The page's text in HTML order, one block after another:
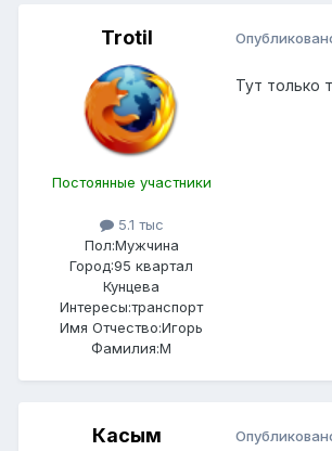
Trotil
Постоянные участники
5.1 тыс
Пол:Мужчина
Город:95 квартал
Кунцева
Интересы:транспорт
Имя Отчество:Игорь
Фамилия:М
Тут только
Касым